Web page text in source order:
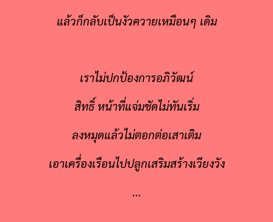
แล้วก็กลับเป็นงัวควายเหมือนๆ เดิม
เราไม่ปกป้องการอภิวัฒน์
สิทธิ์ หน้าที่แจ่มชัดไม่ทันเริ่ม
ลงหมุดแล้วไม่ตอกต่อเสาเติม
เอาเครื่องเรือนไปปลูกเสริมสร้างเวียงวัง
…